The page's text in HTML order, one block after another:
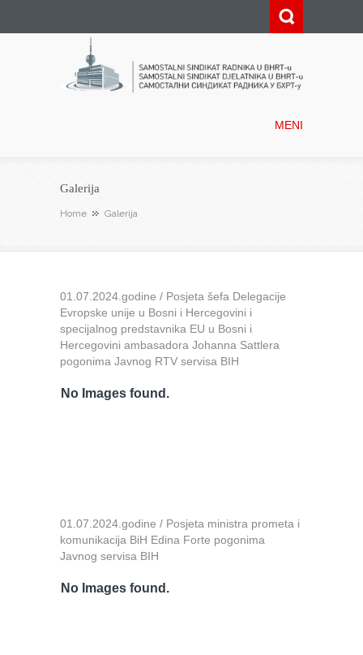
MENI
Galerija
Home Galerija
01.07.2024.godine / Posjeta šefa Delegacije
Evropske unije u Bosni i Hercegovini i
specijalnog predstavnika EU u Bosni i
Hercegovini ambasadora Johanna Sattlera
pogonima Javnog RTV servisa BIH
No Images found.
01.07.2024.godine / Posjeta ministra prometa i
komunikacija BiH Edina Forte pogonima
Javnog servisa BIH
No Images found.